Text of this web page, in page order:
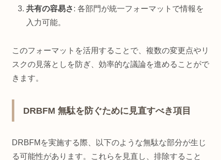
共有の容易さ: 各部門が統一フォーマットで情報を
入力可能。
このフォーマットを活用することで、複数の変更点やリ
スクの見落としを防ぎ、効率的な議論を進めることがで
きます。
DRBFM 無駄を防ぐために見直すべき項目
DRBFMを実施する際、以下のような無駄な部分が生じ
る可能性があります。これらを見直し、排除すること